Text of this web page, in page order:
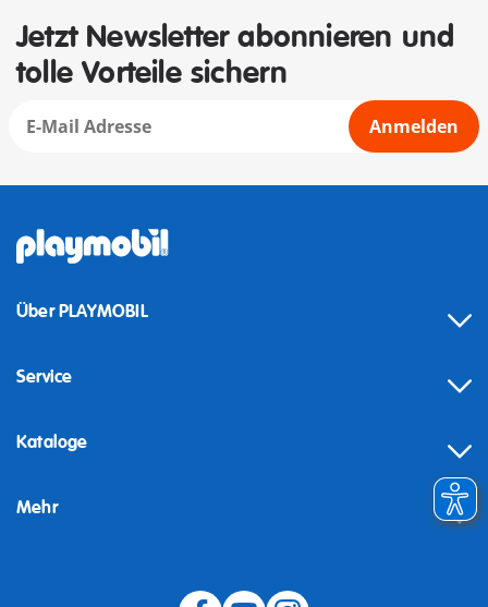
Jetzt Newsletter abonnieren und
tolle Vorteile sichern
Anmelden
Über PLAYMOBIL
Service
Kataloge
Mehr